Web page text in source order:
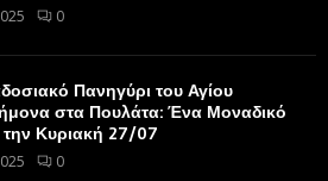
0
Πανηγύρι του Αγίου
στα Πουλάτα: Ένα Μοναδικό
την Κυριακή 27/07
0